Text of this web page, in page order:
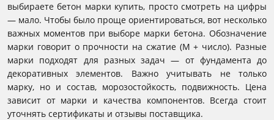
выбираете бетон марки купить, просто смотреть на цифры
— мало. Чтобы было проще ориентироваться, вот несколько
важных моментов при выборе марки бетона. Обозначение
марки говорит о прочности на сжатие (М + число). Разные
марки подходят для разных задач — от фундамента до
декоративных элементов. Важно учитывать не только
марку, но и состав, морозостойкость, подвижность. Цена
зависит от марки и качества компонентов. Всегда стоит
уточнять сертификаты и отзывы поставщика.